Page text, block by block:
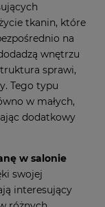
tkanin, które
na
wnętrzu
sprawi,
Tego typu
w małych,
dodatkowy
w salonie
swojej
interesujący